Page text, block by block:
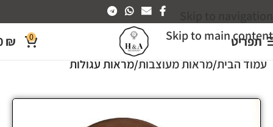
Skip to main content
תפריט 0
₪
עמוד הבית מראות מעוצבות מראות עגולות